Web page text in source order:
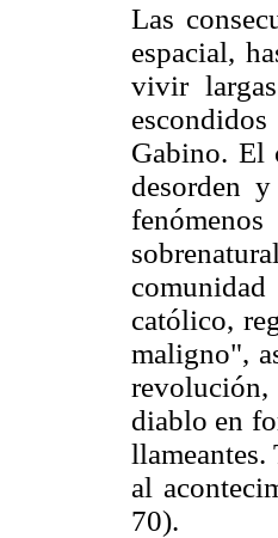
Las
espacial,
vivir
Gabino. El
desorden
católico,
maligno",
revolución,
diablo en
llameantes.
al
70).